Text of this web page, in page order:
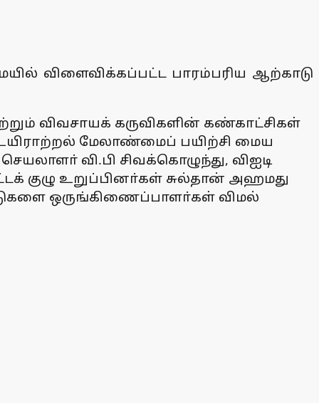
விளைவிக்கப்பட்ட பாரம்பரிய ஆற்காடு
விவசாயக் கருவிகளின் கண்காட்சிகள்
உயிராற்றல் மேலாண்மைப் பயிற்சி மைய
வி.பி சிவக்கொழுந்து, விஐடி
குழு உறுப்பினா்கள் சுல்தான் அஹமது
ஒருங்கிணைப்பாளா்கள் விமல்